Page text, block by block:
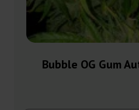
Bubble OG Gum